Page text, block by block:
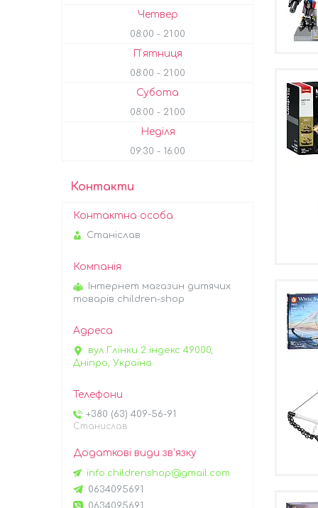
Четвер
08:00 21:00
Пʼятниця
08:00 21:00
Субота
08:00 21:00
Неділя
09:30 16:00
Контакти
Станіслав
Інтернет магазин дитячих
товарів children-shop
вул.Глінки 2 індекс 49000,
Дніпро, Україна
+380 (63) 409-56-91
Станислав
info.childrenshop@gmail.com
0634095691
0634095691